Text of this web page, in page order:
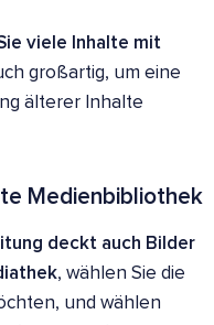
viele Inhalte mit
großartig, um eine
älterer Inhalte
Medienbibliothek
deckt auch Bilder
, wählen Sie die
und wählen